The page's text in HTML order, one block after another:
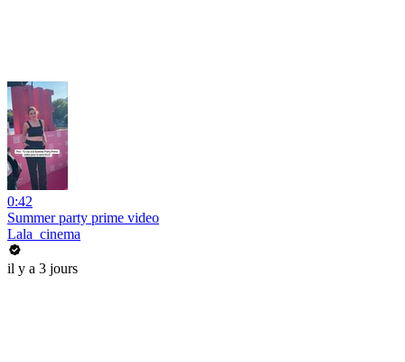
0:42
Summer party prime video
Lala_cinema
il y a 3 jours